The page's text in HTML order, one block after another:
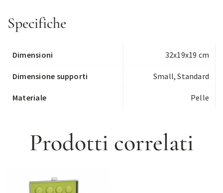
Specifiche
Dimensioni 32x19x19 cm
Dimensione supporti Small, Standard
Materiale Pelle
Prodotti correlati